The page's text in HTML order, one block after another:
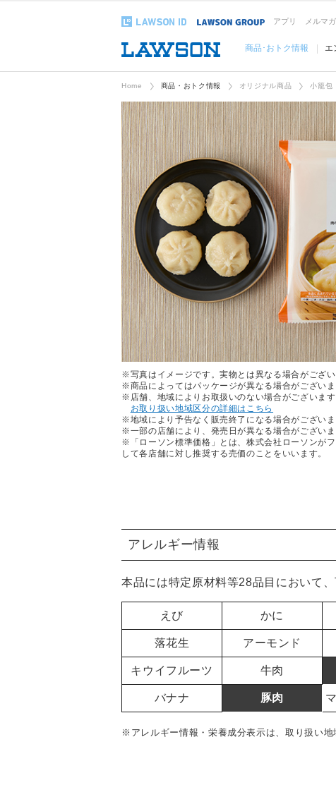
アプリ メルマガ
商品･おトク情報 エ
Home 商品・おトク情報 オリジナル商品 小籠包
※写真はイメージです。実物とは異なる場合がござい
※商品によってはパッケージが異なる場合がございま
※店舗、地域によりお取扱いのない場合がございます
お取り扱い地域区分の詳細はこちら
※地域により予告なく販売終了になる場合がございま
※一部の店舗により、発売日が異なる場合がございま
※「ローソン標準価格」とは、株式会社ローソンが
して各店舗に対し推奨する売価のことをいいます。
アレルギー情報
本品には特定原材料等28品目において
えび かに
落花生 アーモンド
キウイフルーツ 牛肉
バナナ 豚肉
※アレルギー情報・栄養成分表示は、取り扱い